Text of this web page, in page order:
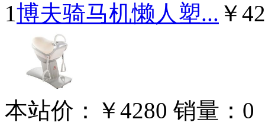
1博夫骑马机懒人塑... ￥
本站价： ￥4280 销量： 0